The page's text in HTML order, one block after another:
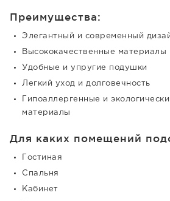
Преимущества:
Элегантный и современный
Высококачественные материалы
Удобные и упругие подушки
Легкий уход и долговечность
Гипоаллергенные и
материалы
Для каких помещений
Гостиная
Спальня
Кабинет